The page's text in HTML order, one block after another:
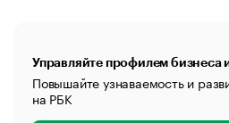
Управляйте профилем бизнеса
Повышайте узнаваемость и
на РБК